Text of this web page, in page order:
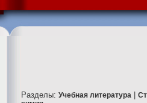
Разделы: Учебная литература